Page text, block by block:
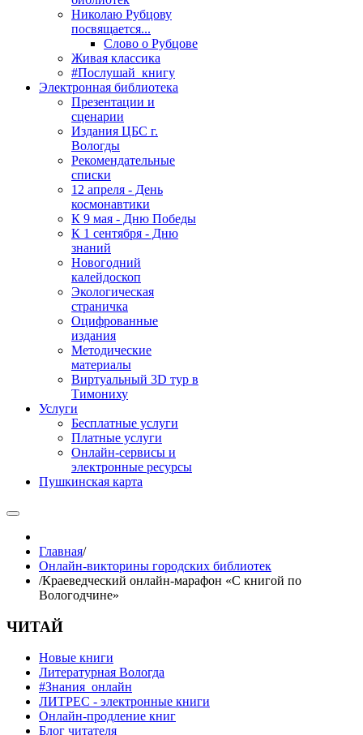
Николаю Рубцову
посвящается...
Слово о Рубцове
Живая классика
#Послушай_книгу
Электронная библиотека
Презентации и
сценарии
Издания ЦБС г.
Вологды
Рекомендательные
списки
12 апреля - День
космонавтики
К 9 мая - Дню Победы
К 1 сентября - Дню
знаний
Новогодний
калейдоскоп
Экологическая
страничка
Оцифрованные
издания
Методические
материалы
Виртуальный 3D тур в
Тимониху
Услуги
Бесплатные услуги
Платные услуги
Онлайн-сервисы и
электронные ресурсы
Пушкинская карта
Главная/
Онлайн-викторины городских библиотек
/Краеведческий онлайн-марафон «С книгой по
Вологодчине»
ЧИТАЙ
Новые книги
Литературная Вологда
#Знания_онлайн
ЛИТРЕС - электронные книги
Онлайн-продление книг
Блог читателя